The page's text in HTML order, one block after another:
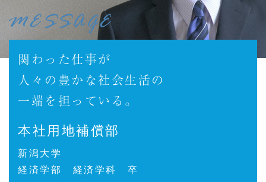
関わった仕事が
人々の豊かな社会生活の
一端を担っている。
本社用地補償部
新潟大学
経済学部 経済学科 卒